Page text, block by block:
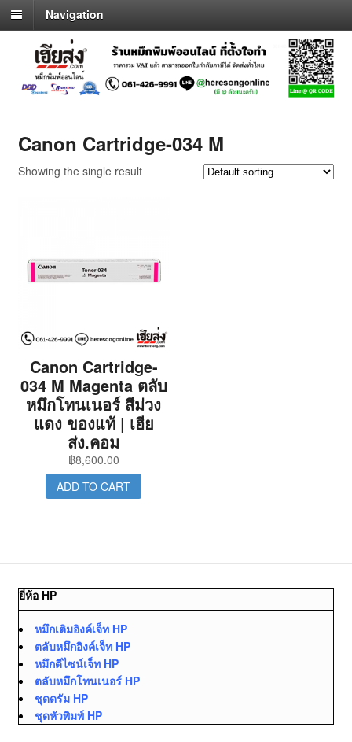
Navigation
Canon Cartridge-034 M
Showing the single result
Canon Cartridge-
034 M Magenta ตลับ
หมึกโทนเนอร์ สีม่วง
แดง ของแท้ | เฮีย
ส่ง.คอม
฿8,600.00
ADD TO CART
ยี่ห้อ HP
หมึกเติมอิงค์เจ็ท HP
ตลับหมึกอิงค์เจ็ท HP
หมึกดีไซน์เจ็ท HP
ตลับหมึกโทนเนอร์ HP
ชุดดรัม HP
ชุดหัวพิมพ์ HP